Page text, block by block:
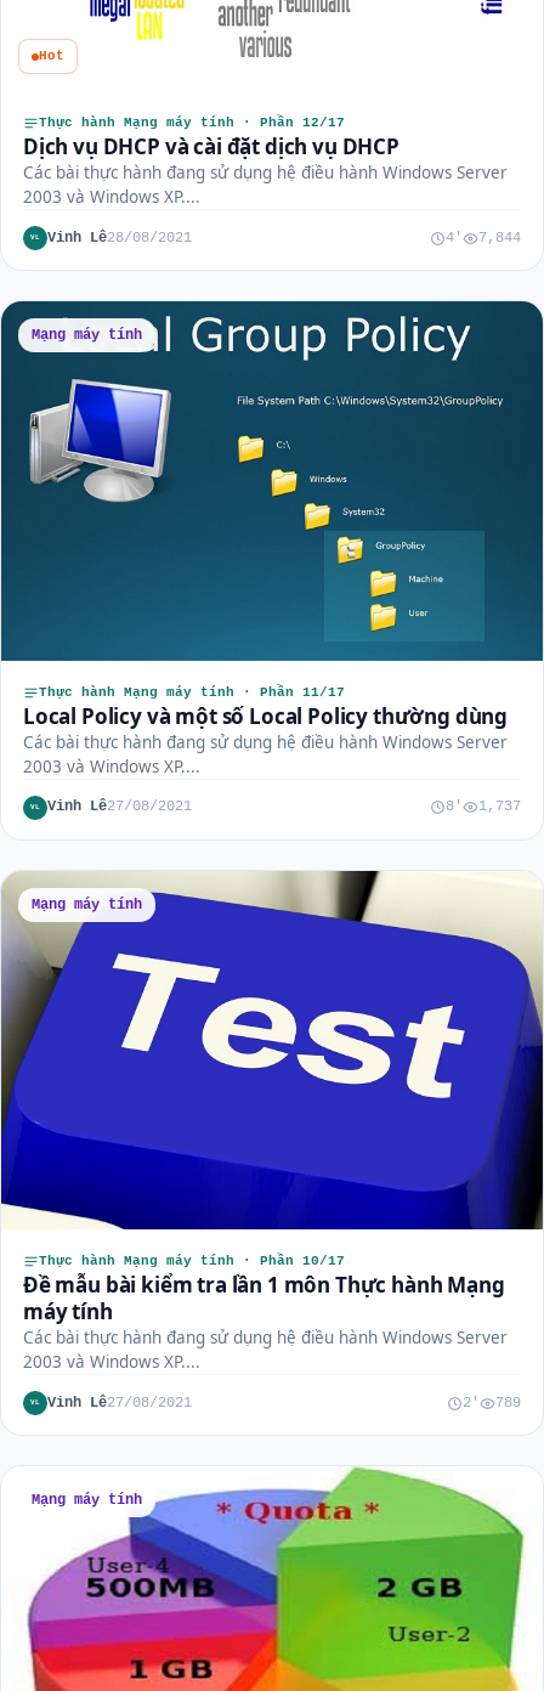
Hot
Thực hành Mạng máy tính · Phần 12/17
Dịch vụ DHCP và cài đặt dịch vụ DHCP
Các bài thực hành đang sử dụng hệ điều hành Windows Server
2003 và Windows XP....
VL Vinh Lê28/08/2021 4' 7,844
Mạng máy tính
Thực hành Mạng máy tính · Phần 11/17
Local Policy và một số Local Policy thường dùng
Các bài thực hành đang sử dụng hệ điều hành Windows Server
2003 và Windows XP....
VL Vinh Lê27/08/2021 8' 1,737
Mạng máy tính
Thực hành Mạng máy tính · Phần 10/17
Đề mẫu bài kiểm tra lần 1 môn Thực hành Mạng
máy tính
Các bài thực hành đang sử dụng hệ điều hành Windows Server
2003 và Windows XP....
VL Vinh Lê27/08/2021 2' 789
Mạng máy tính